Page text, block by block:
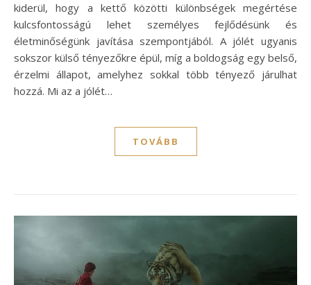
kiderül, hogy a kettő közötti különbségek megértése
kulcsfontosságú lehet személyes fejlődésünk és
életminőségünk javítása szempontjából. A jólét ugyanis
sokszor külső tényezőkre épül, míg a boldogság egy belső,
érzelmi állapot, amelyhez sokkal több tényező járulhat
hozzá. Mi az a jólét…
TOVÁBB